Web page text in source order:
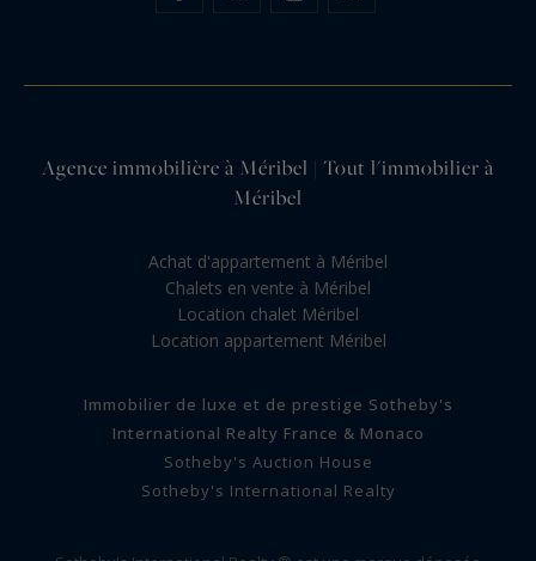
Agence immobilière à Méribel | Tout l'immobilier à
Méribel
Achat d'appartement à Méribel
Chalets en vente à Méribel
Location chalet Méribel
Location appartement Méribel
Immobilier de luxe et de prestige Sotheby's
International Realty France & Monaco
Sotheby's Auction House
Sotheby's International Realty